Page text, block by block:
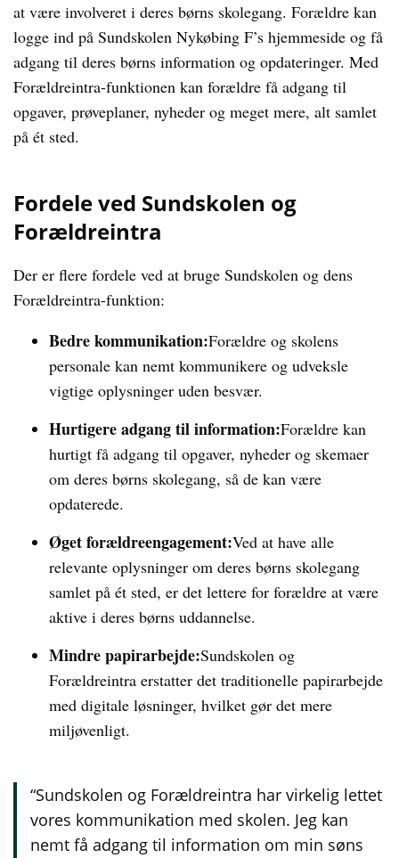
at være involveret i deres børns skolegang. Forældre kan
logge ind på Sundskolen Nykøbing F’s hjemmeside og få
adgang til deres børns information og opdateringer. Med
Forældreintra-funktionen kan forældre få adgang til
opgaver, prøveplaner, nyheder og meget mere, alt samlet
på ét sted.
Fordele ved Sundskolen og
Forældreintra
Der er flere fordele ved at bruge Sundskolen og dens
Forældreintra-funktion:
Bedre kommunikation:Forældre og skolens
personale kan nemt kommunikere og udveksle
vigtige oplysninger uden besvær.
Hurtigere adgang til information:Forældre kan
hurtigt få adgang til opgaver, nyheder og skemaer
om deres børns skolegang, så de kan være
opdaterede.
Øget forældreengagement:Ved at have alle
relevante oplysninger om deres børns skolegang
samlet på ét sted, er det lettere for forældre at være
aktive i deres børns uddannelse.
Mindre papirarbejde:Sundskolen og
Forældreintra erstatter det traditionelle papirarbejde
med digitale løsninger, hvilket gør det mere
miljøvenligt.
“Sundskolen og Forældreintra har virkelig lettet
vores kommunikation med skolen. Jeg kan
nemt få adgang til information om min søns